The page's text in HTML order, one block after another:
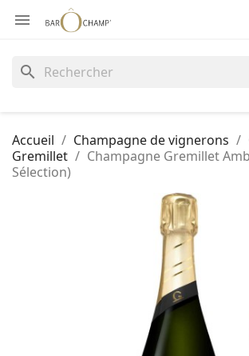

search
Accueil Champagne de vignerons
Gremillet
Champagne Gremillet
Sélection)